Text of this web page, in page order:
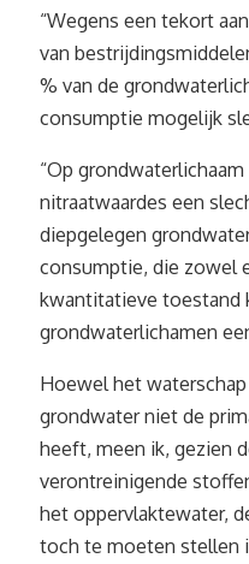
“Wegens een tekort
van
% van de
consumptie mogelijk
“Op
nitraatwaardes een
diepgelegen
consumptie, die zowel
kwantitatieve toestand
grondwaterlichamen
Hoewel het
grondwater niet de
heeft, meen ik, gezien
verontreinigende
het oppervlaktewater,
toch te moeten stellen